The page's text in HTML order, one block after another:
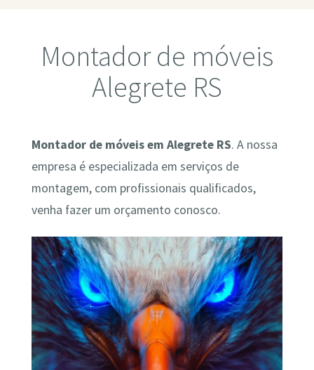
Montador de móveis
Alegrete RS
Montador de móveis em Alegrete RS. A nossa
empresa é especializada em serviços de
montagem, com profissionais qualificados,
venha fazer um orçamento conosco.